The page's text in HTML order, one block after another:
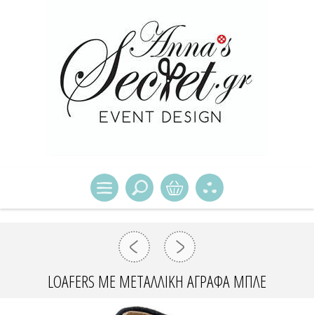
LOAFERS ΜΕ ΜΕΤΑΛΛΙΚΉ ΑΓΡΆΦΑ ΜΠΛΕ